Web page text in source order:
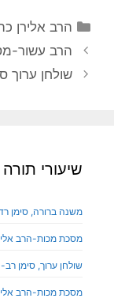
הרב אלירן
הרב עשור-
שולחן ערוך
שיעורי
משנה ברורה, סימן
מסכת מכות-הרב
שולחן ערוך, סימן
מסכת מכות-הרב